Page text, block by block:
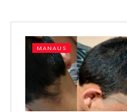
MANAUS